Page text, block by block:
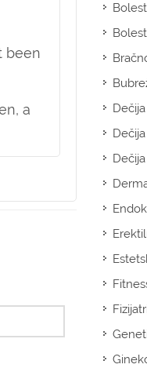
been
a